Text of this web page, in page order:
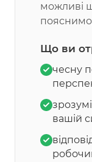
можливі
Що ви
чесну
вашій